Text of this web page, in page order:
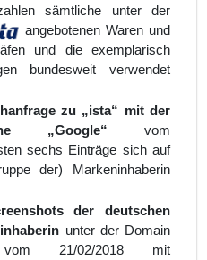
sämtliche unter der
angebotenen Waren und
und die exemplarisch
bundesweit verwendet
zu „ista“ mit der
„Google“ vom
sechs Einträge sich auf
der) Markeninhaberin
der deutschen
unter der Domain
vom 21/02/2018 mit